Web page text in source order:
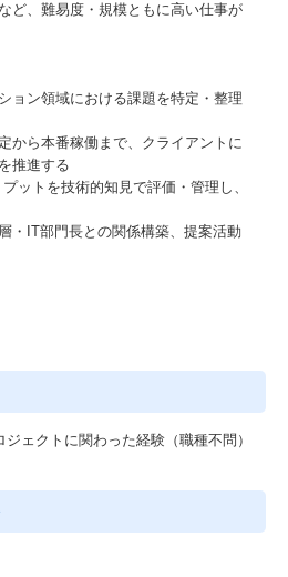
ど、難易度・規模ともに高い仕事が
ョン領域における課題を特定・整理
から本番稼働まで、クライアントに
推進する
ットを技術的知見で評価・管理し、
・IT部門長との関係構築、提案活動
ェクトに関わった経験（職種不問）